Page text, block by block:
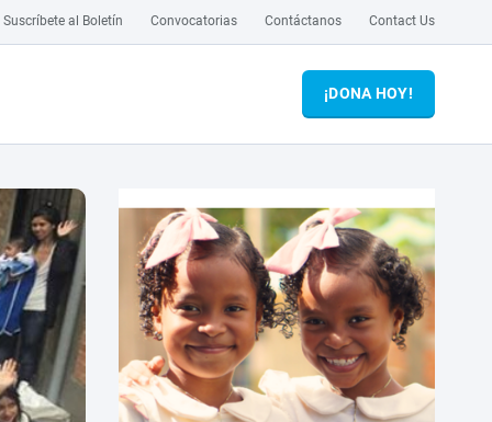
Suscríbete al Boletín Convocatorias Contáctanos Contact Us
¡DONA HOY!